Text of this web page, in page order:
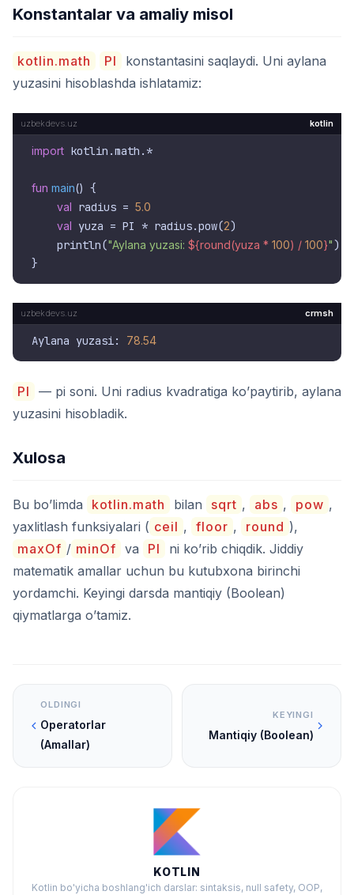
Konstantalar va amaliy misol
kotlin.math PI
konstantasini saqlaydi. Uni aylana
yuzasini hisoblashda ishlatamiz:
kotlin
import kotlin.math.*
fun main() {
val radius = 5.0
val yuza = PI * radius.pow(2)
    println(
"Aylana yuzasi: ${round(yuza * 100) / 100}")
crmsh
Aylana yuzasi: 78.54
PI
— pi soni. Uni radius kvadratiga ko’paytirib, aylana
yuzasini hisobladik.
Xulosa
Bu bo’limda kotlin.math bilan sqrt , abs , pow ,
yaxlitlash funksiyalari ( ceil , floor , round ),
maxOf / minOf va PI
ni ko’rib chiqdik. Jiddiy
matematik amallar uchun bu kutubxona birinchi
yordamchi. Keyingi darsda mantiqiy (Boolean)
qiymatlarga o’tamiz.
OLDINGI
Operatorlar
(Amallar)
KEYINGI
Mantiqiy (Boolean)
KOTLIN
Kotlin bo'yicha boshlang'ich darslar: sintaksis, null safety, OOP,